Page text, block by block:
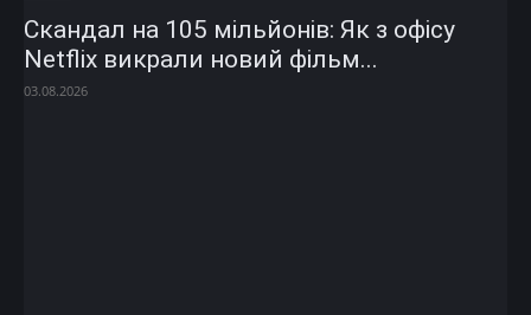
Скандал на 105 мільйонів: Як з офісу
Netflix викрали новий фільм...
03.08.2026